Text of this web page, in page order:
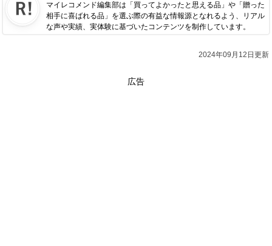
マイレコメンド編集部は「買ってよかったと思える品」や「贈った
相手に喜ばれる品」を選ぶ際の有益な情報源となれるよう、リアル
な声や実績、実体験に基づいたコンテンツを制作しています。
2024年09月12日更新
広告